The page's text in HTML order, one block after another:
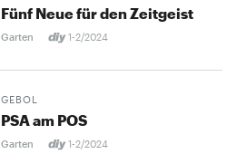
Fünf Neue für den Zeitgeist
Garten 1-2/2024
GEBOL
PSA am POS
Garten 1-2/2024